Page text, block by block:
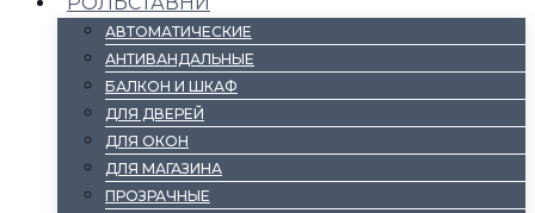
АВТОМАТИЧЕСКИЕ
АНТИВАНДАЛЬНЫЕ
БАЛКОН И ШКАФ
ДЛЯ ДВЕРЕЙ
ДЛЯ ОКОН
ДЛЯ МАГАЗИНА
ПРОЗРАЧНЫЕ